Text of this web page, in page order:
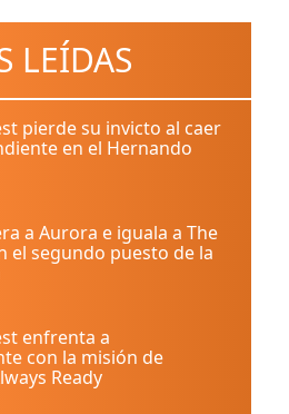
LEÍDAS
pierde su invicto al caer
en el Hernando
a Aurora e iguala a The
el segundo puesto de la
enfrenta a
con la misión de
Ready